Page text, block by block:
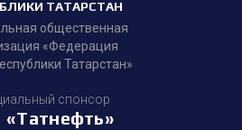
ТАТАРСТАН
общественная
«Федерация
Татарстан»
спонсор